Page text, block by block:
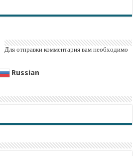
Для отправки комментария вам необходимо
Russian